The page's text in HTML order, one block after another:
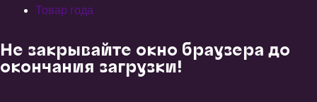
Товар года
Не закрывайте окно браузера до
окончания загрузки!